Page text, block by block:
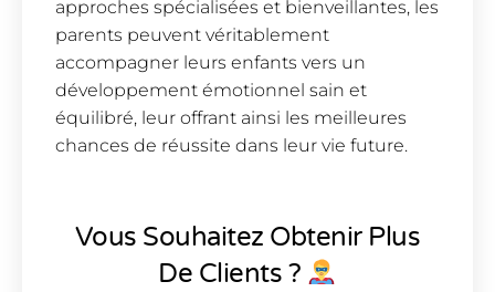
approches spécialisées et bienveillantes, les
parents peuvent véritablement
accompagner leurs enfants vers un
développement émotionnel sain et
équilibré, leur offrant ainsi les meilleures
chances de réussite dans leur vie future.
Vous Souhaitez Obtenir Plus
De Clients ?